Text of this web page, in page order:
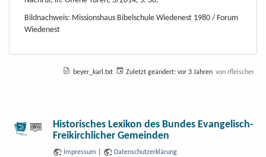
Bildnachweis: Missionshaus Bibelschule Wiedenest 1980 / Forum
Wiedenest
beyer_karl.txt Zuletzt geändert: vor 3 Jahren von rfleischer
Historisches Lexikon des Bundes Evangelisch-
Freikirchlicher Gemeinden
Impressum Datenschutzerklärung